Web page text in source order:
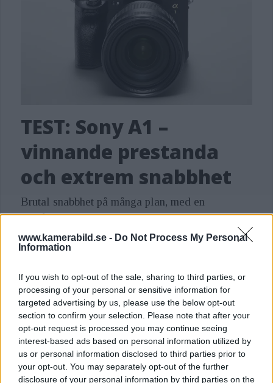
www.kamerabild.se - Do Not Process My Personal
Information
If you wish to opt-out of the sale, sharing to third parties, or
processing of your personal or sensitive information for
targeted advertising by us, please use the below opt-out
section to confirm your selection. Please note that after your
opt-out request is processed you may continue seeing
interest-based ads based on personal information utilized by
us or personal information disclosed to third parties prior to
your opt-out. You may separately opt-out of the further
disclosure of your personal information by third parties on the
features an approximate effective 50.1
MP (megapixel) resolution sensor, up
to 30 fps (frames-per-second)
with AF/AE tracking, an anti-distortion
mid-to-high sensitivities. The AI
processing unit brings advanced AI-
based subject recognition
new “Auto” mode which can detect a
wide variety of subjects. In addition,
the Alpha 1 II also inherits innovations
from the Alpha 9 III, including Pre-
Capture of up to one second, and an
improved ergonomic design. The
camera maintains a lightweight form
factor of approximately 743 grams (1
lb, 7.3 oz) for usability in a variety of
TEST: Sony A1 –
vinnande prestanda
och extrem snabbhet
Brutal snabbhet på många plan, med en
autofokus som är bland den bästa vi testat. Sony
har gjort många rätt med sin nya
flaggskeppsmodell Sony A1 – eller "Alpha 1" –
proffsen?
SENASTE I ÄMNET
Sony FE 100-400mm
F5,6-8 OSS – lätt